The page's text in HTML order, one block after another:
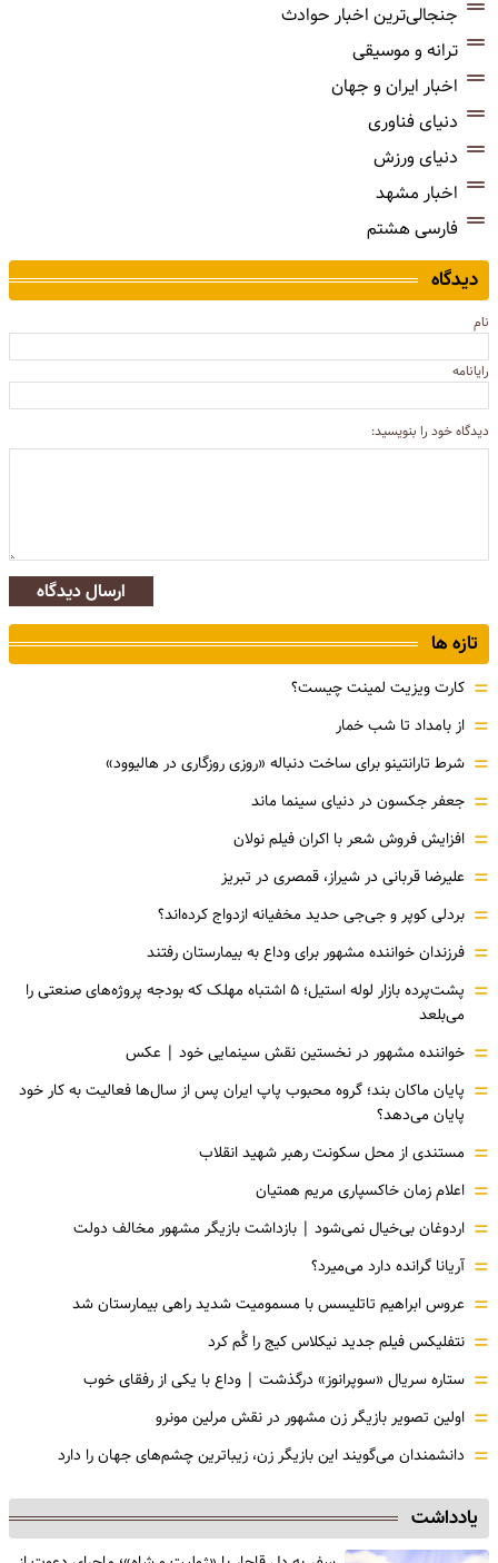
جنجالی‌ترین اخبار حوادث
ترانه و موسیقی
اخبار ایران و جهان
دنیای فناوری
دنیای ورزش
اخبار مشهد
فارسی هشتم
دیدگاه
نام
رایانامه
دیدگاه خود را بنویسید:
ارسال دیدگاه
تازه ها
= کارت ویزیت لمینت چیست؟
= از بامداد تا شب خمار
= شرط تارانتینو برای ساخت دنباله «روزی روزگاری در هالیوود»
= جعفر جکسون در دنیای سینما ماند
= افزایش فروش شعر با اکران فیلم نولان
= علیرضا قربانی در شیراز، قمصری در تبریز
= بردلی کوپر و جی‌جی حدید مخفیانه ازدواج کرده‌اند؟
= فرزندان خواننده مشهور برای وداع به بیمارستان رفتند
=
پشت‌پرده بازار لوله استیل؛ ۵ اشتباه مهلک که بودجه پروژه‌های صنعتی را
می‌بلعد
= خواننده مشهور در نخستین نقش سینمایی خود |‌ عکس
= پایان ماکان بند؛ گروه محبوب پاپ ایران پس از سال‌ها فعالیت به کار خود
پایان می‌دهد؟
= مستندی از محل سکونت رهبر شهید انقلاب
= اعلام زمان خاکسپاری مریم همتیان
= اردوغان بی‌خیال نمی‌شود | بازداشت بازیگر مشهور مخالف دولت
= آریانا گرانده دارد می‌میرد؟
= عروس ابراهیم تاتلیسس با مسمومیت شدید راهی بیمارستان شد
= نتفلیکس فیلم جدید نیکلاس کیج را گُم کرد
= ستاره سریال «سوپرانوز» درگذشت | وداع با یکی از رفقای خوب
= اولین تصویر بازیگر زن مشهور در نقش مرلین مونرو
= دانشمندان می‌گویند این بازیگر زن، زیباترین چشم‌های جهان را دارد
یادداشت